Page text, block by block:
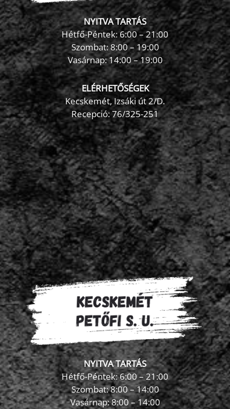
NYITVA TARTÁS
Hétfő-Péntek: 6:00 – 21:00
Szombat: 8:00 – 19:00
Vasárnap: 14:00 – 19:00
ELÉRHETŐSÉGEK
Kecskemét, Izsáki út 2/D.
Recepció:76/325-251
NYITVA TARTÁS
Hétfő-Péntek: 6:00 – 21:00
Szombat: 8:00 – 14:00
Vasárnap: 8:00 – 14:00